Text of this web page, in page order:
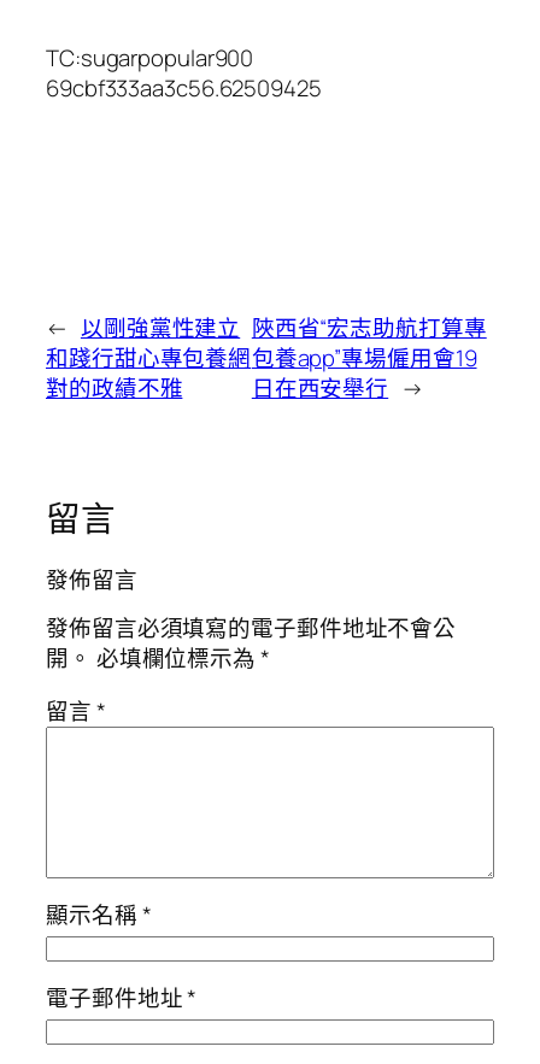
TC:sugarpopular900
69cbf333aa3c56.62509425
← 以剛強黨性建立
和踐行甜心專包養網
對的政績不雅
陜西省“宏志助航打算專
包養app”專場僱用會19
日在西安舉行 →
留言
發佈留言
發佈留言必須填寫的電子郵件地址不會公
開。 必填欄位標示為*
留言*
顯示名稱*
電子郵件地址*